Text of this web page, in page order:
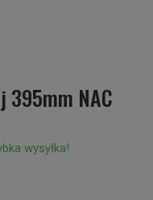
395mm NAC
wysyłka!